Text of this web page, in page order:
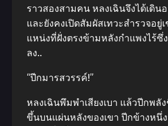
ราวสองสามคน หลงเฉินจึงได้เดิน
และยังคงเปิดสัมผัสเทวะสํารวจอยู่
แหน่งที่ฝั่งตรงข้ามหลังกําแพงไร้ซึ่
ลง..
“ปีกมารสวรรค์!”
หลงเฉินพึมพําเสียงเบา แล้วปีกพลั
ขึ้นบนแผ่นหลังของเขา ปีกข้างหนึ่